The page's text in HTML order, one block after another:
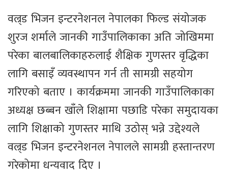
वल्र्ड भिजन इन्टरनेशनल नेपालका फिल्ड संयोजक
शुरज शर्माले जानकी गाउँपालिकाका अति जोखिममा
परेका बालबालिकाहरुलाई शैक्षिक गुणस्तर वृद्धिका
लागि बसाइँ व्यवस्थापन गर्न ती सामग्री सहयोग
गरिएको बताए । कार्यक्रममा जानकी गाउँपालिकाका
अध्यक्ष छब्बन खाँले शिक्षामा पछाडि परेका समुदायका
लागि शिक्षाको गुणस्तर माथि उठोस् भन्ने उद्देश्यले
वल्र्ड भिजन इन्टरनेशनल नेपालले सामग्री हस्तान्तरण
गरेकोमा धन्यवाद दिए ।